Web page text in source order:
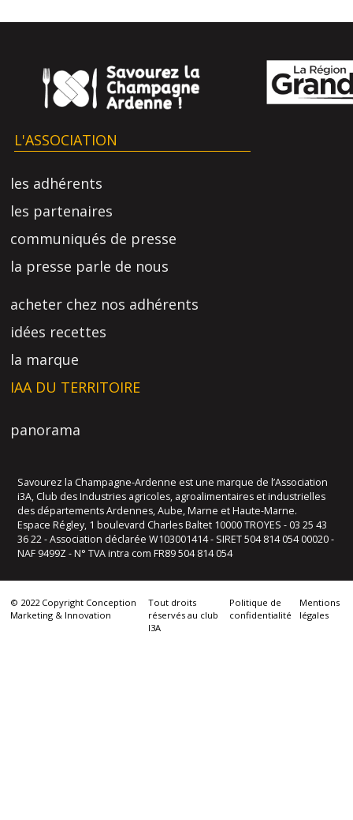
L'ASSOCIATION
les adhérents
les partenaires
communiqués de presse
la presse parle de nous
acheter chez nos adhérents
idées recettes
la marque
IAA DU TERRITOIRE
panorama
Savourez la Champagne-Ardenne est une marque de l’Association
i3A, Club des Industries agricoles, agroalimentaires et industrielles
des départements Ardennes, Aube, Marne et Haute-Marne.
Espace Régley, 1 boulevard Charles Baltet 10000 TROYES - 03 25 43
36 22 - Association déclarée W103001414 - SIRET 504 814 054 00020 -
NAF 9499Z - N° TVA intra com FR89 504 814 054
© 2022 Copyright Conception
Marketing & Innovation
Tout droits
réservés au club
I3A
Politique de
confidentialité
Mentions
légales